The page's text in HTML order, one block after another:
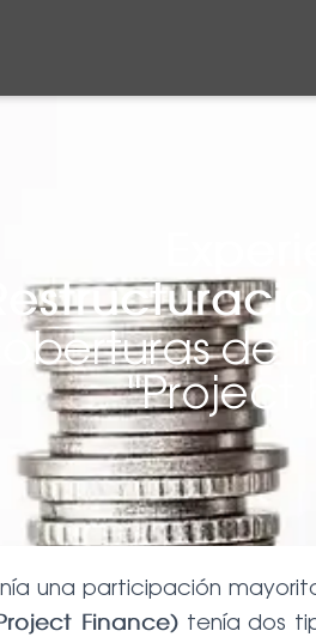
de
"Project
una participación
Finance)tenía dos